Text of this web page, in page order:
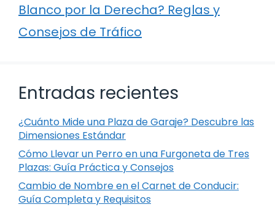
Blanco por la Derecha? Reglas y
Consejos de Tráfico
Entradas recientes
¿Cuánto Mide una Plaza de Garaje? Descubre las
Dimensiones Estándar
Cómo Llevar un Perro en una Furgoneta de Tres
Plazas: Guía Práctica y Consejos
Cambio de Nombre en el Carnet de Conducir:
Guía Completa y Requisitos